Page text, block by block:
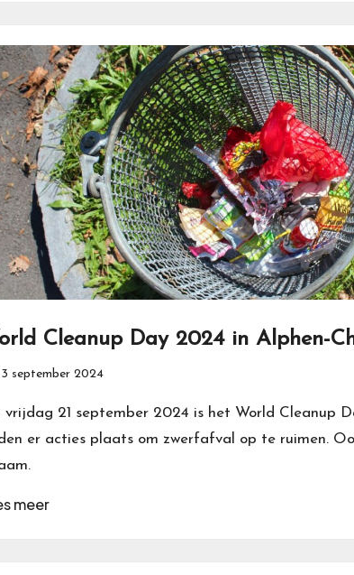
Cleanup Day 2024 in Alphen-
3 september 2024
vrijdag 21 september 2024 is het World Cleanup
er acties plaats om zwerfafval op te ruimen.
meer